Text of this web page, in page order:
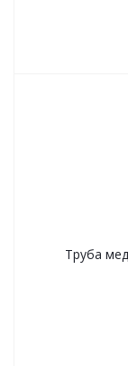
Труба